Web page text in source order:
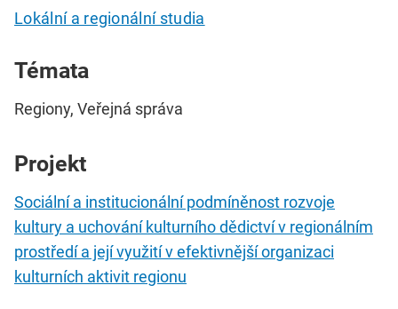
Lokální a regionální studia
Témata
Regiony, Veřejná správa
Projekt
Sociální a institucionální podmíněnost rozvoje
kultury a uchování kulturního dědictví v regionálním
prostředí a její využití v efektivnější organizaci
kulturních aktivit regionu